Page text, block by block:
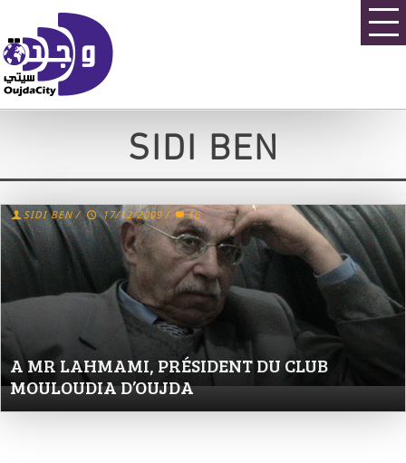
SIDI BEN
A MR LAHMAMI, PRÉSIDENT DU CLUB
MOULOUDIA D’OUJDA
SIDI BEN / 17/12/2009 / 16